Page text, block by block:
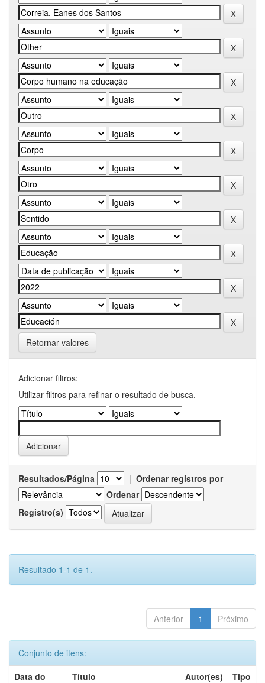
Retornar valores
Adicionar filtros:
Utilizar filtros para refinar o resultado de busca.
Resultados/Página | Ordenar registros por
Ordenar
Registro(s)
Resultado 1-1 de 1.
Anterior 1 Próximo
Conjunto de itens:
Data do
Título Autor(es) Tipo